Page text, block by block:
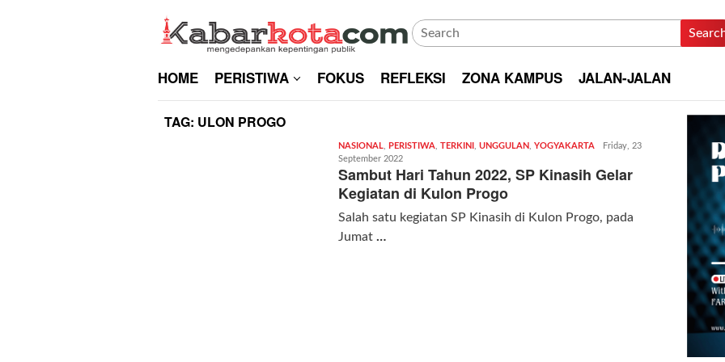
HOME PERISTIWA FOKUS REFLEKSI ZONA KAMPUS JALAN-JALAN
TAG: ULON PROGO
NASIONAL PERISTIWA TERKINI UNGGULAN YOGYAKARTA Redaksi
kabarkota
Friday, 23
September 2022
Sambut Hari Tahun 2022, SP Kinasih Gelar
Kegiatan di Kulon Progo
Salah satu kegiatan SP Kinasih di Kulon Progo, pada
Jumat …